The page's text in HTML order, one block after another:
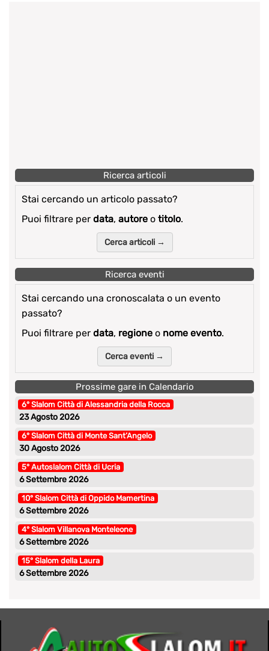
Ricerca articoli
Stai cercando un articolo passato?
Puoi filtrare per data, autore o titolo.
Cerca articoli →
Ricerca eventi
Stai cercando una cronoscalata o un evento
passato?
Puoi filtrare per data, regione o nome evento.
Cerca eventi →
Prossime gare in Calendario
6° Slalom Città di Alessandria della Rocca
23 Agosto 2026
6° Slalom Città di Monte Sant’Angelo
30 Agosto 2026
5° Autoslalom Città di Ucria
6 Settembre 2026
10° Slalom Città di Oppido Mamertina
6 Settembre 2026
4° Slalom Villanova Monteleone
6 Settembre 2026
15° Slalom della Laura
6 Settembre 2026